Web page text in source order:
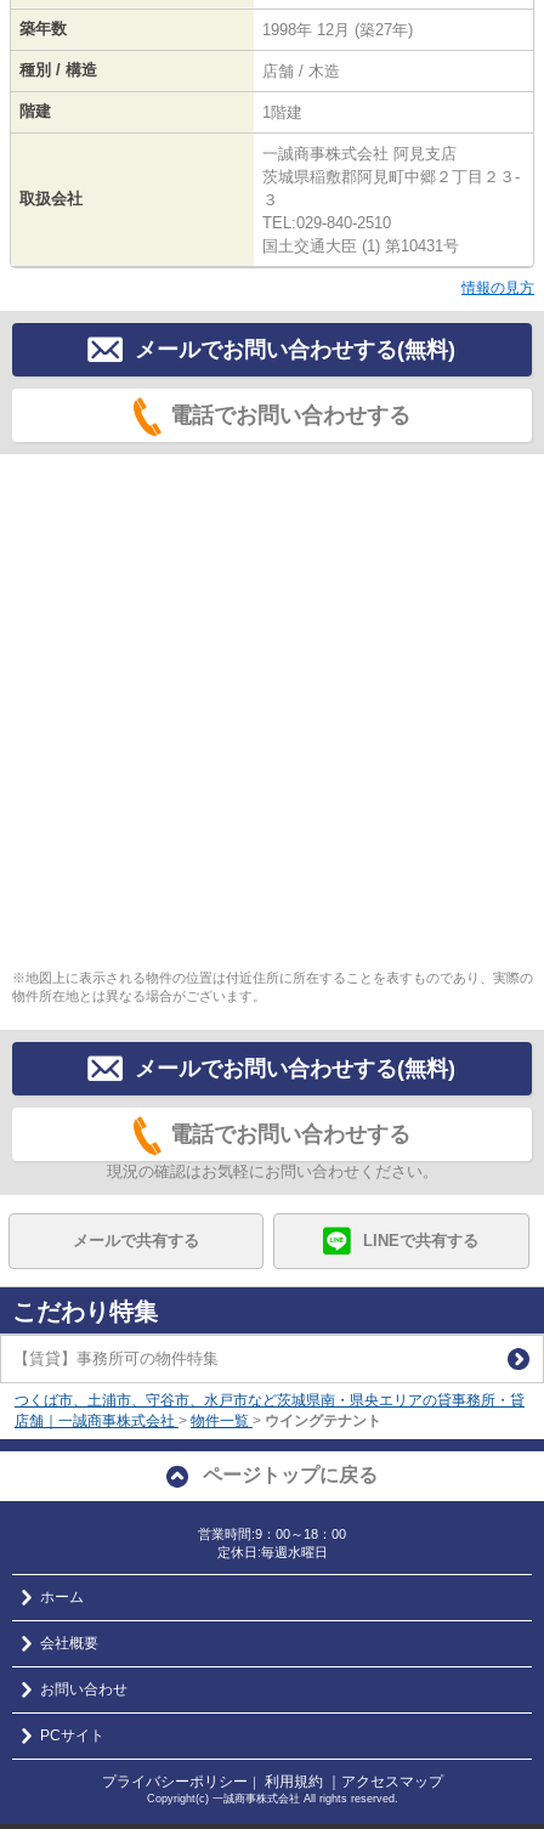
築年数 1998年 12月 (築27年)
種別 / 構造 店舗 / 木造
階建 1階建
取扱会社
一誠商事株式会社 阿見支店
茨城県稲敷郡阿見町中郷２丁目２３‐
３
TEL:029-840-2510
国土交通大臣 (1) 第10431号
情報の見方
メールでお問い合わせする(無料)
電話でお問い合わせする
※地図上に表示される物件の位置は付近住所に所在することを表すものであり、実際の
物件所在地とは異なる場合がございます。
メールでお問い合わせする(無料)
電話でお問い合わせする
現況の確認はお気軽にお問い合わせください。
メールで共有する LINEで共有する
こだわり特集
【賃貸】事務所可の物件特集
つくば市、土浦市、守谷市、水戸市など茨城県南・県央エリアの貸事務所・貸
店舗｜一誠商事株式会社 > 物件一覧 > ウイングテナント
ページトップに戻る
営業時間:9：00～18：00
定休日:毎週水曜日
ホーム
会社概要
お問い合わせ
PCサイト
プライバシーポリシー 利用規約 ｜アクセスマップ
Copyright(c) 一誠商事株式会社 All rights reserved.